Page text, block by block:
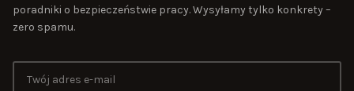
poradniki o bezpieczeństwie pracy. Wysyłamy tylko konkrety –
zero spamu.